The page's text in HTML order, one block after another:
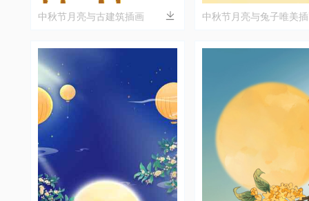
中秋节月亮与古建筑插画 中秋节月亮与兔子唯美